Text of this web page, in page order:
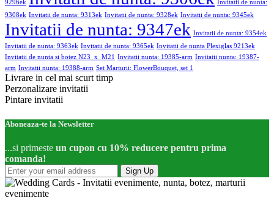
9296ek
Invitatii de nunta:
9308ek Invitatii de nunta: 9313ek Invitatii de nunta: 9328ek Invitatii de nunta: 9345ek
Invitatii de nunta: 9347ek Invitatii de nunta: 9354ek
Invitatii de nunta: 9363ek Invitatii de nunta: 9365ek Invitatii de nunta Plexiglas 9213ek
Invitatii de nunta si botez N23_x_M21 Invitatii nunta: 19385-arm Invitatii nunta: 19387-
arm Invitatii nunta: 19388-arm Set Marturii: FlowerBouquet, set 1
Livrare in cel mai scurt timp
Perzonalizare invitatii
Pintare invitatii
Aboneaza-te la Newsletter
...si primeste un cupon cu 10% reducere pentru prima
comanda!
Sign Up